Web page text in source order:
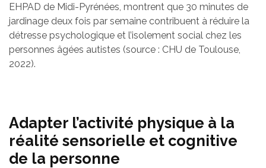
EHPAD de Midi-Pyrénées, montrent que 30 minutes de
jardinage deux fois par semaine contribuent à réduire la
détresse psychologique et l’isolement social chez les
personnes âgées autistes (source : CHU de Toulouse,
2022).
Adapter l’activité physique à la
réalité sensorielle et cognitive
de la personne